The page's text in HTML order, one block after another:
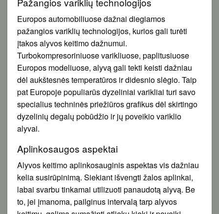
Europos automobiliuose dažnai diegiamos
pažangios variklių technologijos, kurios gali turėti
įtakos alyvos keitimo dažnumui.
Turbokompresoriniuose varikliuose, paplitusiuose
Europos modeliuose, alyvą gali tekti keisti dažniau
dėl aukštesnės temperatūros ir didesnio slėgio. Taip
pat Europoje populiarūs dyzeliniai varikliai turi savo
specialius techninės priežiūros grafikus dėl skirtingo
dyzelinių degalų pobūdžio ir jų poveikio variklio
alyvai.
Aplinkosaugos aspektai
Alyvos keitimo aplinkosauginis aspektas vis dažniau
kelia susirūpinimą. Siekiant išvengti žalos aplinkai,
labai svarbu tinkamai utilizuoti panaudotą alyvą. Be
to, jei įmanoma, pailginus intervalą tarp alyvos